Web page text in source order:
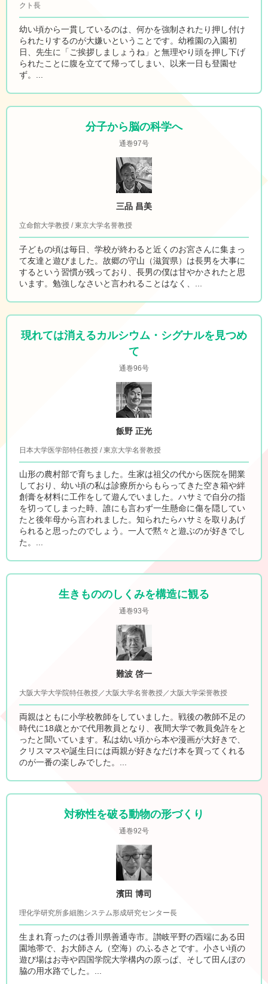
クト長
幼い頃から一貫しているのは、何かを強制されたり押し付け
られたりするのが大嫌いということです。幼稚園の入園初
日、先生に「ご挨拶しましょうね」と無理やり頭を押し下げ
られたことに腹を立てて帰ってしまい、以来一日も登園せ
ず。...
分子から脳の科学へ
通巻97号
三品 昌美
立命館大学教授 / 東京大学名誉教授
子どもの頃は毎日、学校が終わると近くのお宮さんに集まっ
て友達と遊びました。故郷の守山（滋賀県）は長男を大事に
するという習慣が残っており、長男の僕は甘やかされたと思
います。勉強しなさいと言われることはなく、...
現れては消えるカルシウム・シグナルを見つめ
て
通巻96号
飯野 正光
日本大学医学部特任教授 / 東京大学名誉教授
山形の農村部で育ちました。生家は祖父の代から医院を開業
しており、幼い頃の私は診療所からもらってきた空き箱や絆
創膏を材料に工作をして遊んでいました。ハサミで自分の指
を切ってしまった時、誰にも言わず一生懸命に傷を隠してい
たと後年母から言われました。知られたらハサミを取りあげ
られると思ったのでしょう。一人で黙々と遊ぶのが好きでし
た。...
生きもののしくみを構造に観る
通巻93号
難波 啓一
大阪大学大学院特任教授／大阪大学名誉教授／大阪大学栄誉教授
両親はともに小学校教師をしていました。戦後の教師不足の
時代に18歳とかで代用教員となり、夜間大学で教員免許をと
ったと聞いています。私は幼い頃から本や漫画が大好きで、
クリスマスや誕生日には両親が好きなだけ本を買ってくれる
のが一番の楽しみでした。...
対称性を破る動物の形づくり
通巻92号
濱田 博司
理化学研究所多細胞システム形成研究センター長
生まれ育ったのは香川県善通寺市。讃岐平野の西端にある田
園地帯で、お大師さん（空海）のふるさとです。小さい頃の
遊び場はお寺や四国学院大学構内の原っぱ、そして田んぼの
脇の用水路でした。...